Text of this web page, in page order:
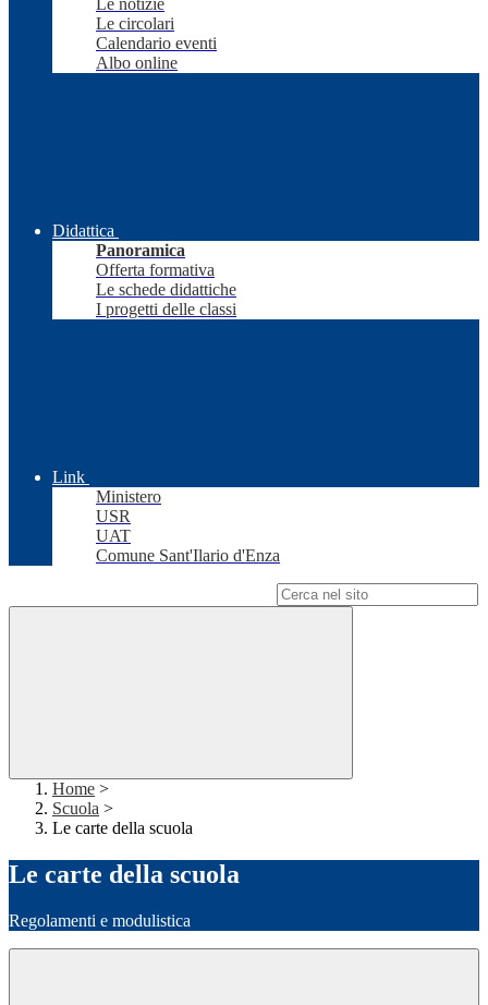
Le notizie
Le circolari
Calendario eventi
Albo online
Didattica
Panoramica
Offerta formativa
Le schede didattiche
I progetti delle classi
Link
Ministero
USR
UAT
Comune Sant'Ilario d'Enza
Home >
Scuola >
Le carte della scuola
Le carte della scuola
Regolamenti e modulistica